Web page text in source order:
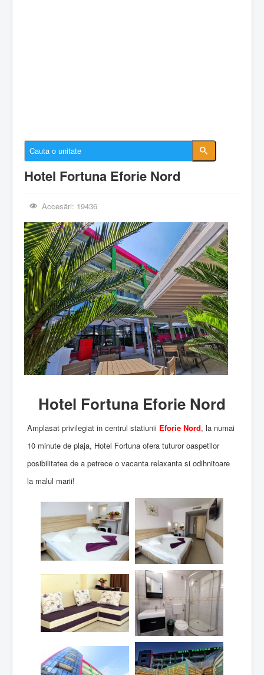
Anunturi imobiliare
Hotel Fortuna Eforie Nord
Accesări: 19436
Hotel Fortuna Eforie Nord
Amplasat privilegiat in centrul statiunii Eforie Nord, la numai
10 minute de plaja, Hotel Fortuna ofera tuturor oaspetilor
posibilitatea de a petrece o vacanta relaxanta si odihnitoare
la malul marii!